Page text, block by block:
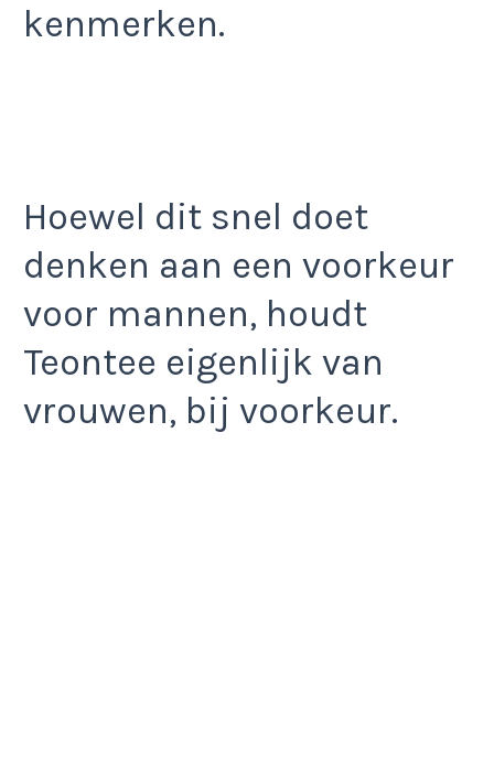
kenmerken.
Hoewel dit snel doet
denken aan een voorkeur
voor mannen, houdt
Teontee eigenlijk van
vrouwen, bij voorkeur.